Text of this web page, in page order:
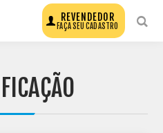
REVENDEDOR
FAÇA SEU CADASTRO